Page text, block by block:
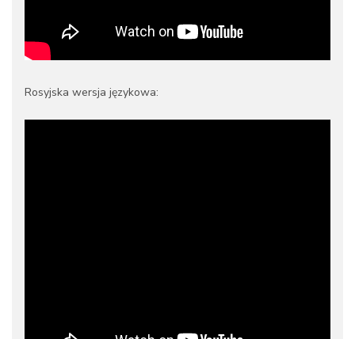
Rosyjska wersja językowa: